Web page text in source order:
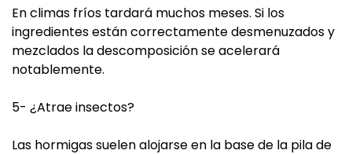
En climas fríos tardará muchos meses. Si los
ingredientes están correctamente desmenuzados y
mezclados la descomposición se acelerará
notablemente.
5- ¿Atrae insectos?
Las hormigas suelen alojarse en la base de la pila de